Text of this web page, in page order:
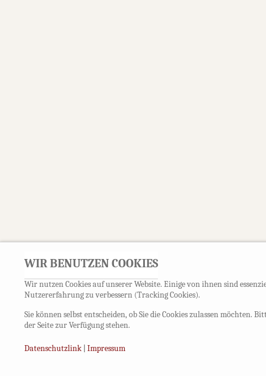
WIR BENUTZEN COOKIES
Wir nutzen Cookies auf unserer Website. Einige von ihnen sind
Nutzererfahrung zu verbessern (Tracking Cookies).
Sie können selbst entscheiden, ob Sie die Cookies zulassen
der Seite zur Verfügung stehen.
Datenschutzlink Impressum